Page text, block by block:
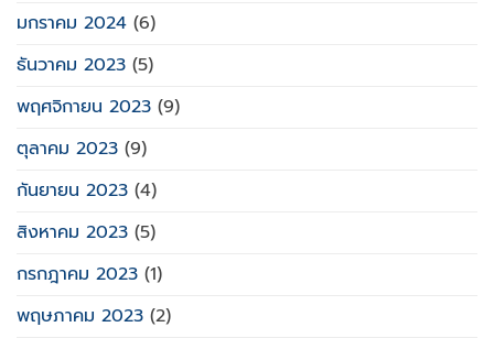
มกราคม 2024 (6)
ธันวาคม 2023 (5)
พฤศจิกายน 2023 (9)
ตุลาคม 2023 (9)
กันยายน 2023 (4)
สิงหาคม 2023 (5)
กรกฎาคม 2023 (1)
พฤษภาคม 2023 (2)